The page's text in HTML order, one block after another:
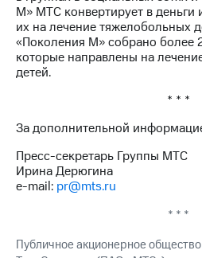
М» МТС конвертирует в деньги
их на лечение тяжелобольных
«Поколения М» собрано более
которые направлены на
детей.
* * *
За дополнительной
Пресс-секретарь Группы МТС
Ирина Дерюгина
e-mail: pr@mts.ru
* * *
Публичное акционерное